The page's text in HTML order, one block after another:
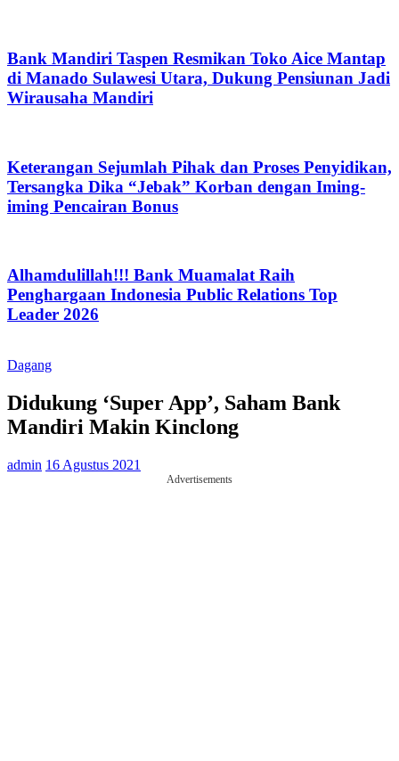
Bank Mandiri Taspen Resmikan Toko Aice Mantap
di Manado Sulawesi Utara, Dukung Pensiunan Jadi
Wirausaha Mandiri
Keterangan Sejumlah Pihak dan Proses Penyidikan,
Tersangka Dika “Jebak” Korban dengan Iming-
iming Pencairan Bonus
Alhamdulillah!!! Bank Muamalat Raih
Penghargaan Indonesia Public Relations Top
Leader 2026
Dagang
Didukung ‘Super App’, Saham Bank
Mandiri Makin Kinclong
admin 16 Agustus 2021
Advertisements